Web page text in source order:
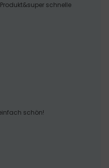
schnelle
schön!